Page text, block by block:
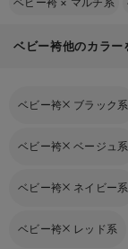
ベビー袴他のカラー
ベビー袴 ブラック系
ベビー袴 ベージュ系
ベビー袴 ネイビー系
ベビー袴 レッド系